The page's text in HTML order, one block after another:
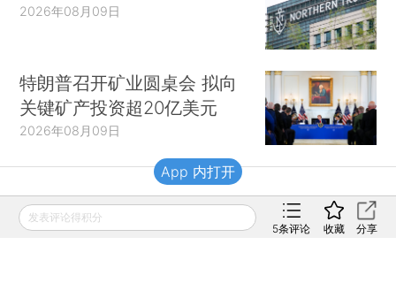
2026年08月09日
特朗普召开矿业圆桌会 拟向
关键矿产投资超20亿美元
2026年08月09日
财新移动
发表评论得积分
5条评论 收藏 分享
App 内打开